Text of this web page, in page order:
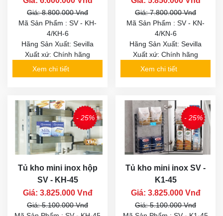
Giá: 8.800.000 Vnđ
Mã Sản Phẩm : SV - KH-
4/KH-6
Hãng Sản Xuất: Sevilla
Xuất xứ: Chính hãng
Xem chi tiết
Giá: 7.800.000 Vnđ
Mã Sản Phẩm : SV - KN-
4/KN-6
Hãng Sản Xuất: Sevilla
Xuất xứ: Chính hãng
Xem chi tiết
- 25%
Tủ kho mini inox hộp
SV - KH-45
Giá: 3.825.000 Vnđ
Giá: 5.100.000 Vnđ
- 25%
Tủ kho mini inox SV -
K1-45
Giá: 3.825.000 Vnđ
Giá: 5.100.000 Vnđ